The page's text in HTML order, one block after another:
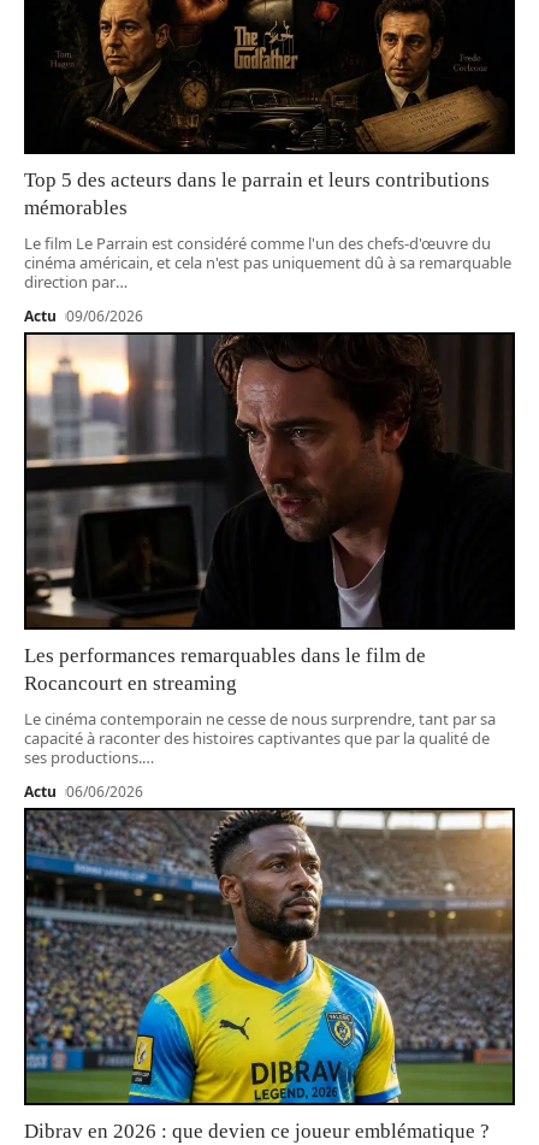
Top 5 des acteurs dans le parrain et leurs contributions
mémorables
Le film Le Parrain est considéré comme l'un des chefs-d'œuvre du
cinéma américain, et cela n'est pas uniquement dû à sa remarquable
direction par…
Actu 09/06/2026
Les performances remarquables dans le film de
Rocancourt en streaming
Le cinéma contemporain ne cesse de nous surprendre, tant par sa
capacité à raconter des histoires captivantes que par la qualité de
ses productions.…
Actu 06/06/2026
Dibrav en 2026 : que devien ce joueur emblématique ?